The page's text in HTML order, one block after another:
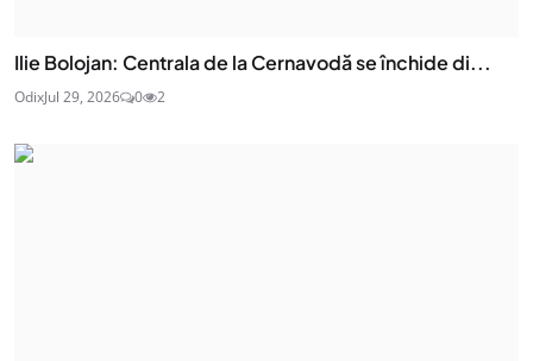
Ilie Bolojan: Centrala de la Cernavodă se închide di...
OdixJul 29, 2026 0 2